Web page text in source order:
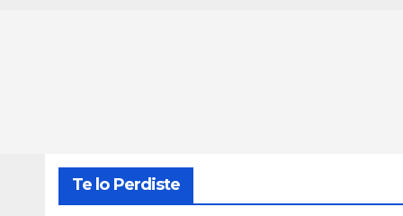
Te lo Perdiste